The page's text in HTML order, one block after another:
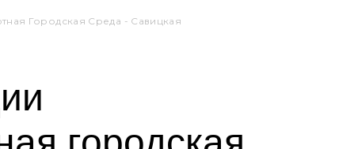
Городская Среда - Савицкая